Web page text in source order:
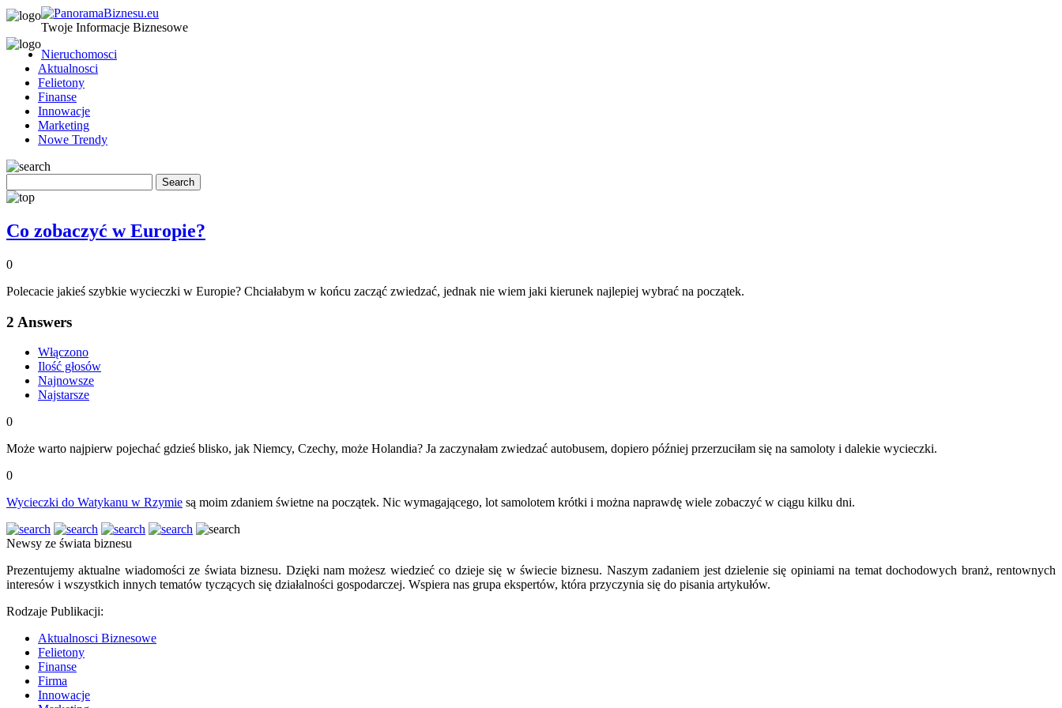
Twoje Informacje Biznesowe
Nieruchomosci
Aktualnosci
Felietony
Finanse
Innowacje
Marketing
Nowe Trendy
Co zobaczyć w Europie?
0
Polecacie jakieś szybkie wycieczki w Europie? Chciałabym w końcu zacząć zwiedzać, jednak nie wiem jaki kierunek najlepiej wybrać na początek.
2 Answers
Włączono
Ilość głosów
Najnowsze
Najstarsze
0
Może warto najpierw pojechać gdzieś blisko, jak Niemcy, Czechy, może Holandia? Ja zaczynałam zwiedzać autobusem, dopiero później przerzuciłam się na samoloty i dalekie wycieczki.
0
Wycieczki do Watykanu w Rzymie są moim zdaniem świetne na początek. Nic wymagającego, lot samolotem krótki i można naprawdę wiele zobaczyć w ciągu kilku dni.
Newsy ze świata biznesu
Prezentujemy aktualne wiadomości ze świata biznesu. Dzięki nam możesz wiedzieć co dzieje się w świecie biznesu. Naszym zadaniem jest dzielenie się opiniami na temat dochodowych branż, rentownych
interesów i wszystkich innych tematów tyczących się działalności gospodarczej. Wspiera nas grupa ekspertów, która przyczynia się do pisania artykułów.
Rodzaje Publikacji:
Aktualnosci Biznesowe
Felietony
Finanse
Firma
Innowacje